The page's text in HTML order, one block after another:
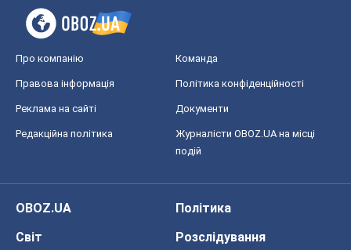
Про компанію Команда
Правова інформація Політика конфіденційності
Реклама на сайті Документи
Редакційна політика
Журналісти OBOZ.UA на місці
подій
OBOZ.UA
Політика
Світ
Розслідування